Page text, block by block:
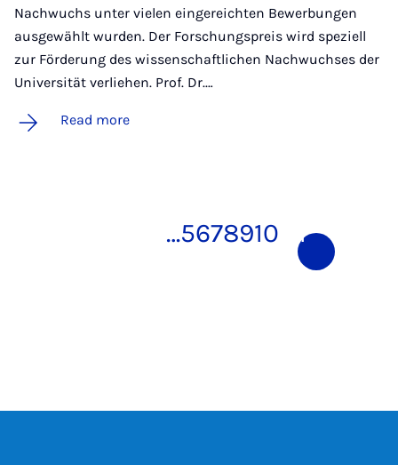
Nachwuchs unter vielen eingereichten Bewerbungen
ausgewählt wurden. Der Forschungspreis wird speziell
zur Förderung des wissenschaftlichen Nachwuchses der
Universität verliehen. Prof. Dr.…
Read more
…5678910 11